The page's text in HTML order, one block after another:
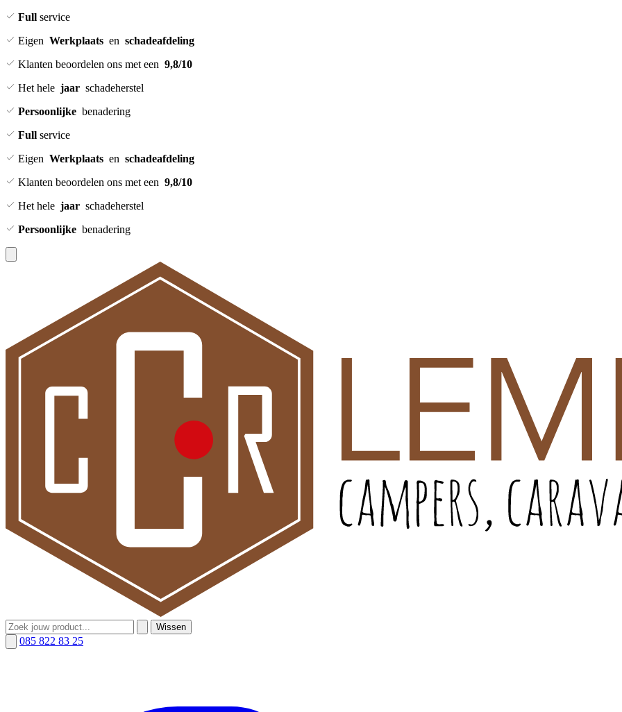
Fullservice
EigenWerkplaatsenschadeafdeling
Klanten beoordelen ons met een9,8/10
Het helejaarschadeherstel
Persoonlijkebenadering
Fullservice
EigenWerkplaatsenschadeafdeling
Klanten beoordelen ons met een9,8/10
Het helejaarschadeherstel
Persoonlijkebenadering
Wissen
085 822 83 25